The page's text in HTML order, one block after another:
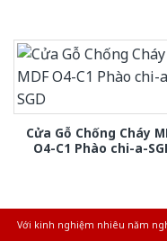
Cửa Gỗ Chống Cháy
O4-C1 Phào chi-a-
Với kinh nghiệm nhiêu năm